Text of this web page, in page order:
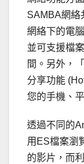
SAMBA網絡
網絡下的電
並可支援檔
間。另外，
分享功能
您的手機、
透過不同的
用ES檔案瀏
的影片，而